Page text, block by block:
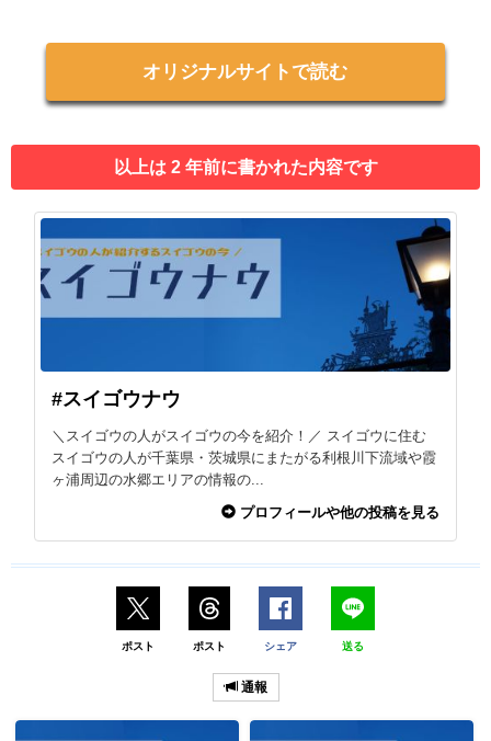
オリジナルサイトで読む
以上は 2 年前に書かれた内容です
#スイゴウナウ
＼スイゴウの人がスイゴウの今を紹介！／ スイゴウに住む
スイゴウの人が千葉県・茨城県にまたがる利根川下流域や霞
ヶ浦周辺の水郷エリアの情報の...
プロフィールや他の投稿を見る
ポスト ポスト シェア 送る
通報